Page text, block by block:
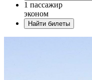
1 пассажир
эконом
Найти билеты